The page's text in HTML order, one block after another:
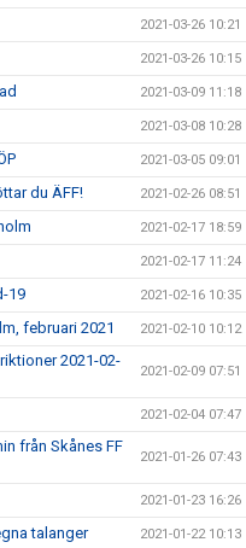
2021-03-26 10:21
2021-03-26 10:15
2021-03-09 11:18
2021-03-08 10:28
2021-03-05 09:01
du ÄFF! 2021-02-26 08:51
2021-02-17 18:59
2021-02-17 11:24
19 2021-02-16 10:35
februari 2021 2021-02-10 10:12
2021-02-
2021-02-09 07:51
2021-02-04 07:47
från Skånes FF
2021-01-26 07:43
2021-01-23 16:26
talanger 2021-01-22 10:13